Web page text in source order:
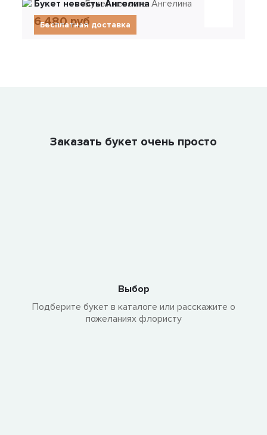
Бесплатная доставка
Букет невесты Ангелина
6 480 руб
Заказать букет очень просто
Выбор
Подберите букет в каталоге или расскажите о
пожеланиях флористу